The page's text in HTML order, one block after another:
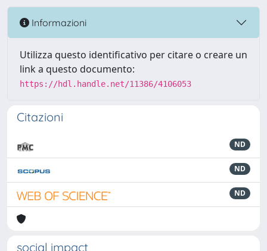
Informazioni
Utilizza questo identificativo per citare o creare un
link a questo documento:
https://hdl.handle.net/11386/4106053
Citazioni
ND
ND
ND
social impact